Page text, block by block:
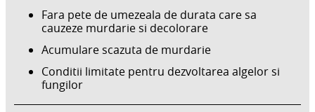
Fara pete de umezeala de durata care sa
cauzeze murdarie si decolorare
Acumulare scazuta de murdarie
Conditii limitate pentru dezvoltarea algelor si
fungilor